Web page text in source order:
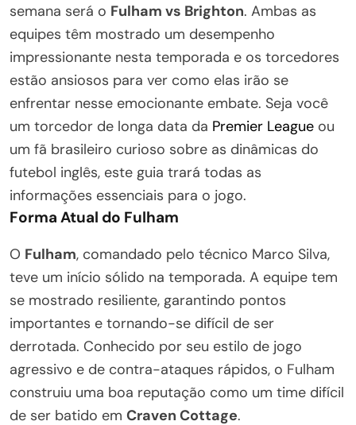
semana será o Fulham vs Brighton. Ambas as
equipes têm mostrado um desempenho
impressionante nesta temporada e os torcedores
estão ansiosos para ver como elas irão se
enfrentar nesse emocionante embate. Seja você
um torcedor de longa data da Premier League ou
um fã brasileiro curioso sobre as dinâmicas do
futebol inglês, este guia trará todas as
informações essenciais para o jogo.
Forma Atual do Fulham
O Fulham, comandado pelo técnico Marco Silva,
teve um início sólido na temporada. A equipe tem
se mostrado resiliente, garantindo pontos
importantes e tornando-se difícil de ser
derrotada. Conhecido por seu estilo de jogo
agressivo e de contra-ataques rápidos, o Fulham
construiu uma boa reputação como um time difícil
de ser batido em Craven Cottage.